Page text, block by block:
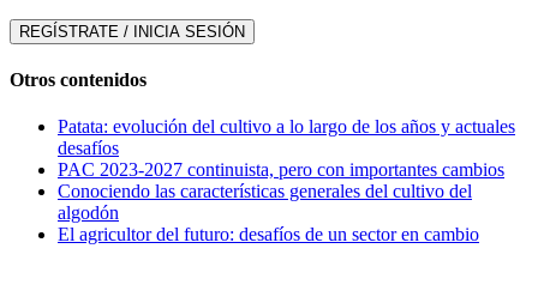
REGÍSTRATE / INICIA SESIÓN
Otros contenidos
Patata: evolución del cultivo a lo largo de los años y actuales
desafíos
PAC 2023-2027 continuista, pero con importantes cambios
Conociendo las características generales del cultivo del
algodón
El agricultor del futuro: desafíos de un sector en cambio